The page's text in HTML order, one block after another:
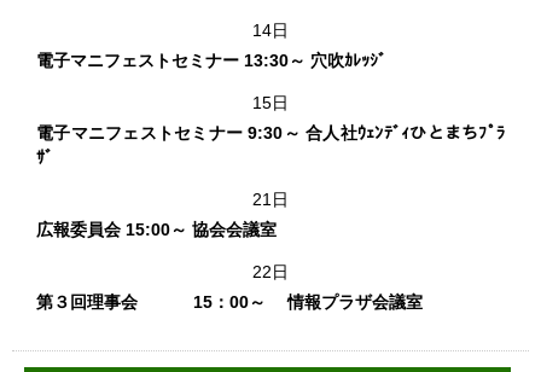
14日
電子マニフェストセミナー 13:30～ 穴吹ｶﾚｯｼﾞ
15日
電子マニフェストセミナー 9:30～ 合人社ｳｪﾝﾃﾞｨひとまちﾌﾟﾗ
ｻﾞ
21日
広報委員会 15:00～ 協会会議室
22日
第３回理事会 15：00～ 情報プラザ会議室